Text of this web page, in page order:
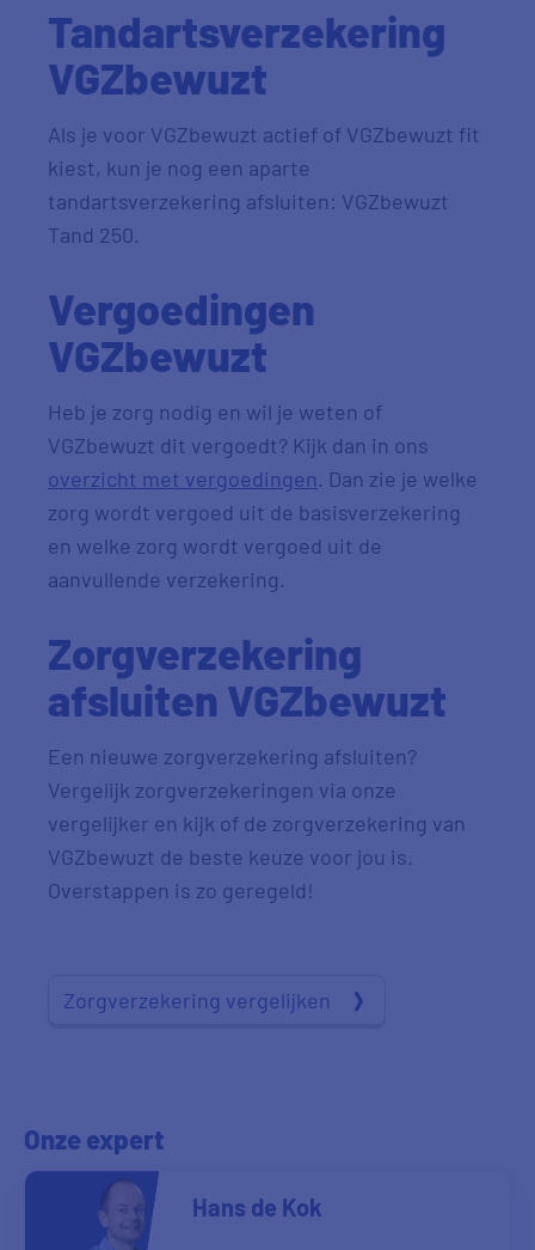
Tandartsverzekering
VGZbewuzt
Als je voor VGZbewuzt actief of VGZbewuzt fit
kiest, kun je nog een aparte
tandartsverzekering afsluiten: VGZbewuzt
Tand 250.
Vergoedingen
VGZbewuzt
Heb je zorg nodig en wil je weten of
VGZbewuzt dit vergoedt? Kijk dan in ons
overzicht met vergoedingen. Dan zie je welke
zorg wordt vergoed uit de basisverzekering
en welke zorg wordt vergoed uit de
aanvullende verzekering.
Zorgverzekering
afsluiten VGZbewuzt
Een nieuwe zorgverzekering afsluiten?
Vergelijk zorgverzekeringen via onze
vergelijker en kijk of de zorgverzekering van
VGZbewuzt de beste keuze voor jou is.
Overstappen is zo geregeld!
Zorgverzekering vergelijken
Onze expert
Hans de Kok